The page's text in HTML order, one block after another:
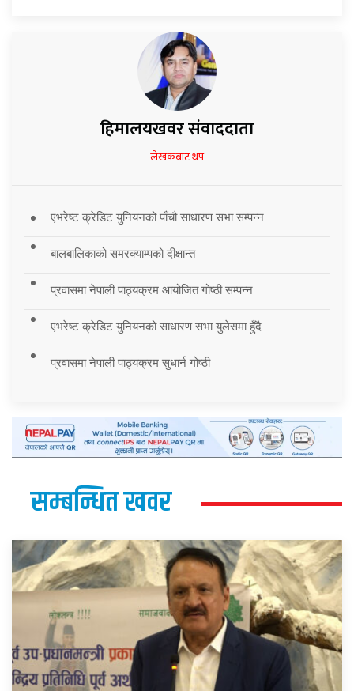
हिमालयखवर संवाददाता
लेखकबाट थप
एभरेष्ट क्रेडिट युनियनको पाँचौ साधारण सभा सम्पन्न
बालबालिकाको समरक्याम्पको दीक्षान्त
प्रवासमा नेपाली पाठ्यक्रम आयोजित गोष्ठी सम्पन्न
एभरेष्ट क्रेडिट युनियनको साधारण सभा युलेसमा हुँदै
प्रवासमा नेपाली पाठ्यक्रम सुधार्न गोष्ठी
सम्बन्धित खवर